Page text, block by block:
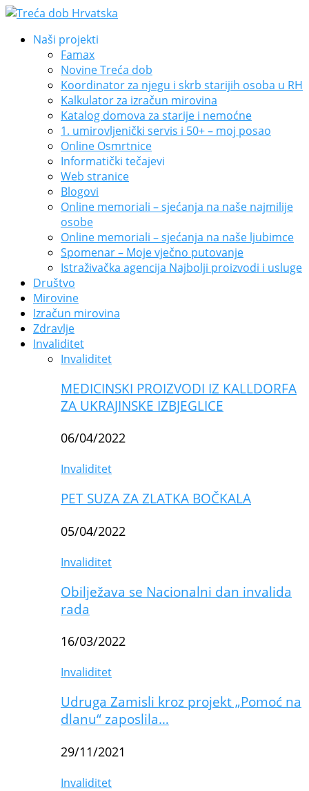
Naši projekti
Famax
Novine Treća dob
Koordinator za njegu i skrb starijih osoba u RH
Kalkulator za izračun mirovina
Katalog domova za starije i nemoćne
1. umirovljenički servis i 50+ – moj posao
Online Osmrtnice
Informatički tečajevi
Web stranice
Blogovi
Online memoriali – sjećanja na naše najmilije
osobe
Online memoriali – sjećanja na naše ljubimce
Spomenar – Moje vječno putovanje
Istraživačka agencija Najbolji proizvodi i usluge
Društvo
Mirovine
Izračun mirovina
Zdravlje
Invaliditet
Invaliditet
MEDICINSKI PROIZVODI IZ KALLDORFA
ZA UKRAJINSKE IZBJEGLICE
06/04/2022
Invaliditet
PET SUZA ZA ZLATKA BOČKALA
05/04/2022
Invaliditet
Obilježava se Nacionalni dan invalida
rada
16/03/2022
Invaliditet
Udruga Zamisli kroz projekt „Pomoć na
dlanu“ zaposlila…
29/11/2021
Invaliditet